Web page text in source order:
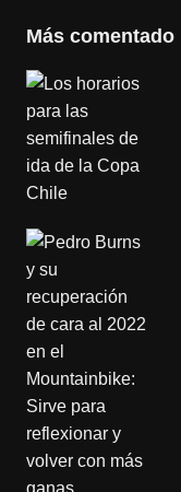
Más comentado